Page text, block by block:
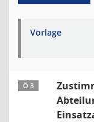
Vorlage
Ö 3